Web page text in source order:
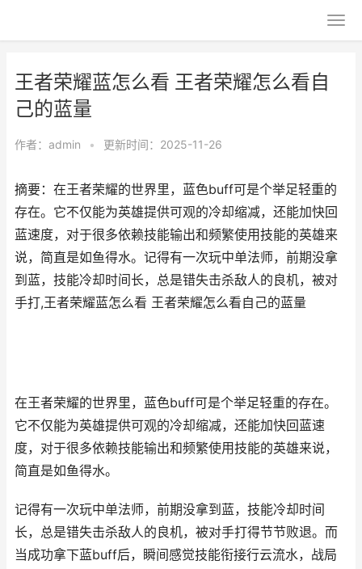
王者荣耀蓝怎么看 王者荣耀怎么看自
己的蓝量
作者： admin • 更新时间：2025-11-26
摘要：在王者荣耀的世界里，蓝色buff可是个举足轻重的
存在。它不仅能为英雄提供可观的冷却缩减，还能加快回
蓝速度，对于很多依赖技能输出和频繁使用技能的英雄来
说，简直是如鱼得水。记得有一次玩中单法师，前期没拿
到蓝，技能冷却时间长，总是错失击杀敌人的良机，被对
手打,王者荣耀蓝怎么看 王者荣耀怎么看自己的蓝量
在王者荣耀的世界里，蓝色buff可是个举足轻重的存在。
它不仅能为英雄提供可观的冷却缩减，还能加快回蓝速
度，对于很多依赖技能输出和频繁使用技能的英雄来说，
简直是如鱼得水。
记得有一次玩中单法师，前期没拿到蓝，技能冷却时间
长，总是错失击杀敌人的良机，被对手打得节节败退。而
当成功拿下蓝buff后，瞬间感觉技能衔接行云流水，战局